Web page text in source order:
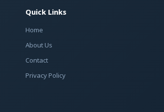
Quick Links
Home
About Us
Contact
Privacy Policy